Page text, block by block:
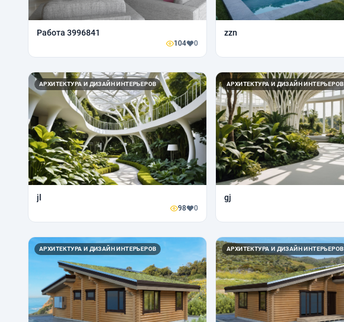
Работа 3996841
104 0
zzn
АРХИТЕКТУРА И ДИЗАЙН ИНТЕРЬЕРОВ
jl
98 0
АРХИТЕКТУРА И ДИЗАЙН ИНТЕРЬЕРОВ
gj
АРХИТЕКТУРА И ДИЗАЙН ИНТЕРЬЕРОВ АРХИТЕКТУРА И ДИЗАЙН ИНТЕРЬЕРОВ